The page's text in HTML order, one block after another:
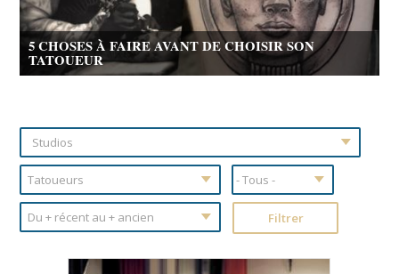
5 CHOSES À FAIRE AVANT DE CHOISIR SON
TATOUEUR